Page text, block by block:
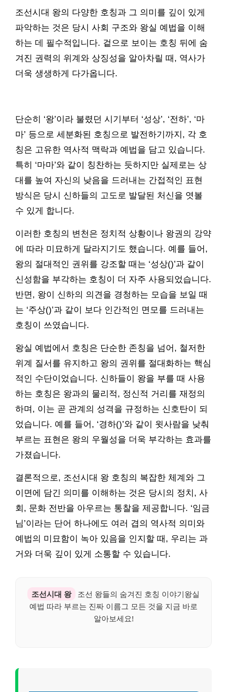
조선시대 왕의 다양한 호칭과 그 의미를 깊이 있게
파악하는 것은 당시 사회 구조와 왕실 예법을 이해
하는 데 필수적입니다. 겉으로 보이는 호칭 뒤에 숨
겨진 권력의 위계와 상징성을 알아차릴 때, 역사가
더욱 생생하게 다가옵니다.
단순히 ‘왕’이라 불렸던 시기부터 ‘성상’, ‘전하’, ‘마
마’ 등으로 세분화된 호칭으로 발전하기까지, 각 호
칭은 고유한 역사적 맥락과 예법을 담고 있습니다.
특히 ‘마마’와 같이 칭찬하는 듯하지만 실제로는 상
대를 높여 자신의 낮음을 드러내는 간접적인 표현
방식은 당시 신하들의 고도로 발달된 처신을 엿볼
수 있게 합니다.
이러한 호칭의 변천은 정치적 상황이나 왕권의 강약
에 따라 미묘하게 달라지기도 했습니다. 예를 들어,
왕의 절대적인 권위를 강조할 때는 ‘성상()’과 같이
신성함을 부각하는 호칭이 더 자주 사용되었습니다.
반면, 왕이 신하의 의견을 경청하는 모습을 보일 때
는 ‘주상()’과 같이 보다 인간적인 면모를 드러내는
호칭이 쓰였습니다.
왕실 예법에서 호칭은 단순한 존칭을 넘어, 철저한
위계 질서를 유지하고 왕의 권위를 절대화하는 핵심
적인 수단이었습니다. 신하들이 왕을 부를 때 사용
하는 호칭은 왕과의 물리적, 정신적 거리를 재정의
하며, 이는 곧 관계의 성격을 규정하는 신호탄이 되
었습니다. 예를 들어, ‘경하()’와 같이 윗사람을 낮춰
부르는 표현은 왕의 우월성을 더욱 부각하는 효과를
가졌습니다.
결론적으로, 조선시대 왕 호칭의 복잡한 체계와 그
이면에 담긴 의미를 이해하는 것은 당시의 정치, 사
회, 문화 전반을 아우르는 통찰을 제공합니다. ‘임금
님’이라는 단어 하나에도 여러 겹의 역사적 의미와
예법의 미묘함이 녹아 있음을 인지할 때, 우리는 과
거와 더욱 깊이 있게 소통할 수 있습니다.
조선시대 왕
조선 왕들의 숨겨진 호칭 이야기왕실
예법 따라 부르는 진짜 이름그 모든 것을 지금 바로
알아보세요!